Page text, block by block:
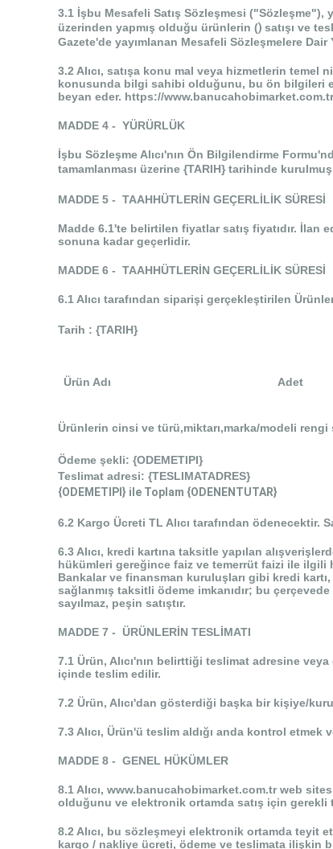
3.1 İşbu Mesafeli Satış Sözleşmesi ("Sözleşme"),
üzerinden yapmış olduğu ürünlerin () satışı ve
Gazete'de yayımlanan Mesafeli Sözleşmelere
3.2 Alıcı, satışa konu mal veya hizmetlerin
konusunda bilgi sahibi olduğunu, bu ön bilgileri
beyan eder. https://
MADDE 4 - YÜRÜRLÜK
İşbu Sözleşme Alıcı'nın Ön Bilgilendirme
tamamlanması üzerine {TARIH}tarihinde kurulmuş
MADDE 5 - TAAHHÜTLERİN GEÇERLİLİK SÜRESİ
Madde 6.1'te belirtilen fiyatlar satış fiyatıdır.
sonuna kadar geçerlidir.
MADDE 6 - TAAHHÜTLERİN GEÇERLİLİK SÜRESİ
6.1 Alıcı tarafından siparişi gerçekleştirilen
Tarih : {TARIH}
Ürün Adı Adet
Ürünlerin cinsi ve türü,miktarı,marka/modeli
Ödeme şekli: {ODEMETIPI}
Teslimat adresi: {TESLIMATADRES}
{ODEMETIPI} ile Toplam {ODENENTUTAR}
6.2 Kargo Ücreti TL Alıcı tarafından ödenecektir.
6.3 Alıcı, kredi kartına taksitle yapılan
hükümleri gereğince faiz ve temerrüt faizi ile ilgili
Bankalar ve finansman kuruluşları gibi kredi
sağlanmış taksitli ödeme imkanıdır; bu
sayılmaz, peşin satıştır.
MADDE 7 - ÜRÜNLERİN TESLİMATI
7.1 Ürün, Alıcı'nın belirttiği teslimat adresine
içinde teslim edilir.
7.2 Ürün, Alıcı'dan gösterdiği başka bir kişiye/
7.3 Alıcı, Ürün'ü teslim aldığı anda kontrol
MADDE 8 - GENEL HÜKÜMLER
8.1 Alıcı, www.banucahobimarket.com.tr web
olduğunu ve elektronik ortamda satış için
8.2 Alıcı, bu sözleşmeyi elektronik ortamda teyit
kargo / nakliye ücreti, ödeme ve teslimata ilişkin